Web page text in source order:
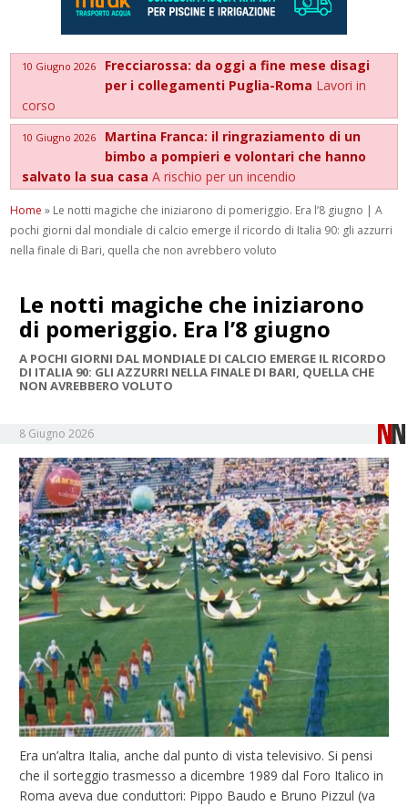
10 Giugno 2026
Frecciarossa: da oggi a fine mese disagi
per i collegamenti Puglia-Roma Lavori in
corso
10 Giugno 2026
Martina Franca: il ringraziamento di un
bimbo a pompieri e volontari che hanno
salvato la sua casaA rischio per un incendio
Home » Le notti magiche che iniziarono di pomeriggio. Era l’8 giugno | A
pochi giorni dal mondiale di calcio emerge il ricordo di Italia 90: gli azzurri
nella finale di Bari, quella che non avrebbero voluto
Le notti magiche che iniziarono
di pomeriggio. Era l’8 giugno
A POCHI GIORNI DAL MONDIALE DI CALCIO EMERGE IL RICORDO
DI ITALIA 90: GLI AZZURRI NELLA FINALE DI BARI, QUELLA CHE
NON AVREBBERO VOLUTO
8 Giugno 2026
Era un’altra Italia, anche dal punto di vista televisivo. Si pensi
che il sorteggio trasmesso a dicembre 1989 dal Foro Italico in
Roma aveva due conduttori: Pippo Baudo e Bruno Pizzul (va